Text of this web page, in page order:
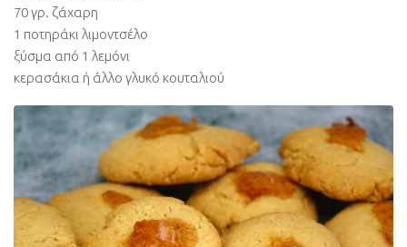
70 γρ. ζάχαρη
1 ποτηράκι λιμοντσέλο
ξύσμα από 1 λεμόνι
κερασάκια ή άλλο γλυκό κουταλιού